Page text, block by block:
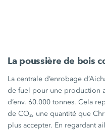
La poussière de bois
La centrale d’enrobage
de fuel pour une production
d’env. 60.000 tonnes. Cela
de CO₂, une quantité que
plus accepter. En regardant